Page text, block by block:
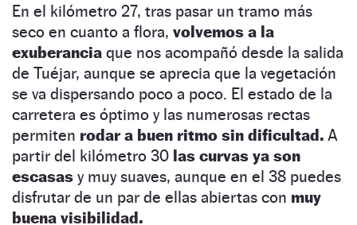
En el kilómetro 27, tras pasar un tramo más
seco en cuanto a flora, volvemos a la
exuberancia que nos acompañó desde la salida
de Tuéjar, aunque se aprecia que la vegetación
se va dispersando poco a poco. El estado de la
carretera es óptimo y las numerosas rectas
permiten rodar a buen ritmo sin dificultad. A
partir del kilómetro 30 las curvas ya son
escasas y muy suaves, aunque en el 38 puedes
disfrutar de un par de ellas abiertas con muy
buena visibilidad.